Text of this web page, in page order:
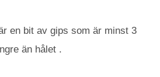
en bit av gips som är minst 3
än hålet .